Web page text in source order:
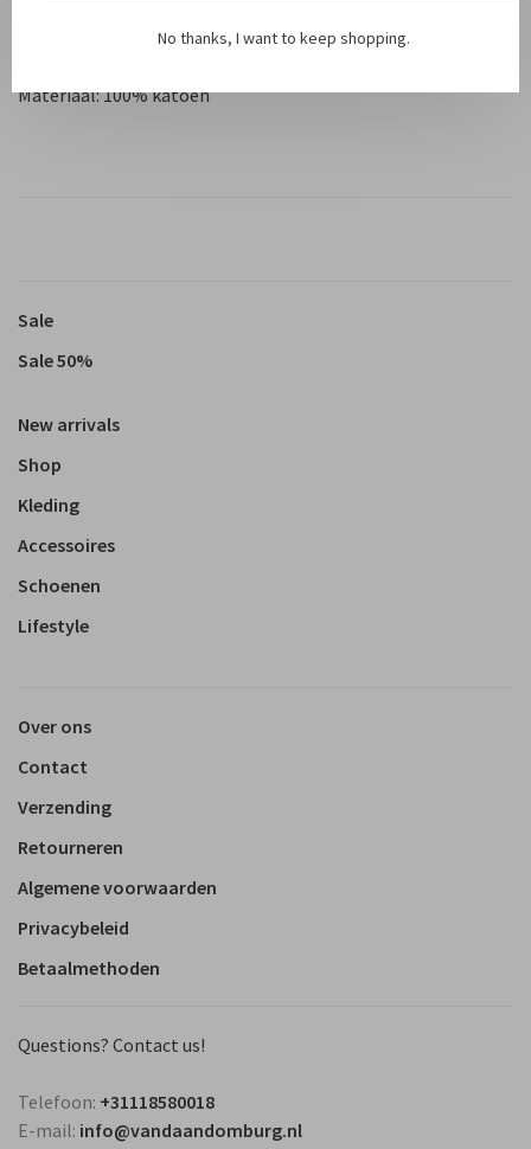
Pasvorm: Valt op maat
Materiaal: 100% katoen
Sale
Sale 50%
New arrivals
Shop
Kleding
Accessoires
Schoenen
Lifestyle
Over ons
Contact
Verzending
Retourneren
Algemene voorwaarden
Privacybeleid
Betaalmethoden
Questions? Contact us!
Telefoon: +31118580018
E-mail: info@vandaandomburg.nl
No thanks, I want to keep shopping.